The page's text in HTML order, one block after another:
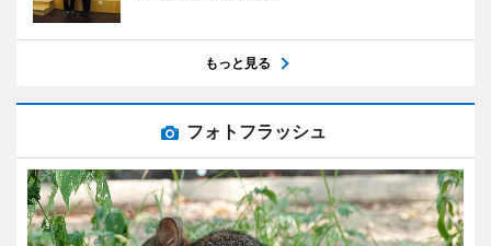
もっと見る
フォトフラッシュ